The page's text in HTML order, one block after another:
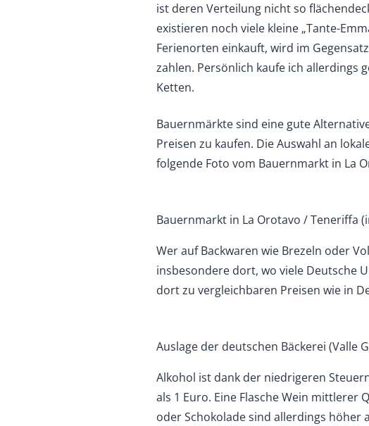
ist deren Verteilung nicht so
existieren noch viele kleine „Tante-
Ferienorten einkauft, wird im
zahlen. Persönlich kaufe ich allerdings
Ketten.
Bauernmärkte sind eine gute
Preisen zu kaufen. Die Auswahl an
folgende Foto vom Bauernmarkt in La
Bauernmarkt in La Orotavo / Teneriffa
Wer auf Backwaren wie Brezeln oder
insbesondere dort, wo viele Deutsche
dort zu vergleichbaren Preisen wie in
Auslage der deutschen Bäckerei (Valle
Alkohol ist dank der niedrigeren
als 1 Euro. Eine Flasche Wein
oder Schokolade sind allerdings höher